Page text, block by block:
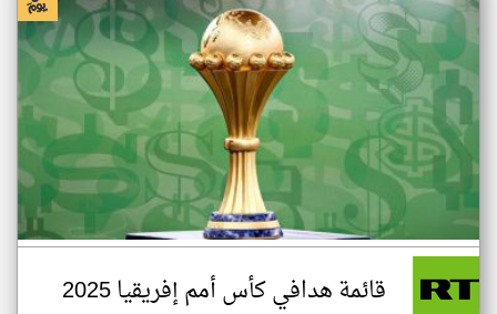
قائمة هدافي كأس أمم إفريقيا 2025